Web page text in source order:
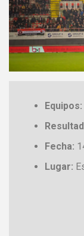
Equipos:
Fecha:
Lugar: